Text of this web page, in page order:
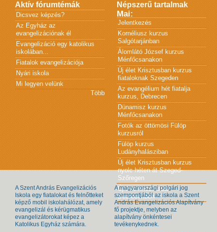
Aktív fórumtémák
Dicsvez képzés?
Az Egyház az
evangelizációnak él
Evangelizáció egy katolikus
iskolában...
Fiatalok evangelizációja
Nyári iskola
Mi legyen velünk
Több
Népszerű tartalmak
Mai:
Jelentkezés
Kornéliusz kurzus
Salgótarjánban
Álomlátó József kurzus
Ménfőcsanakon
Új élet Krisztusban kurzus
fiataloknak Szegeden
Az evangélium hét fiatalja
kurzus, Debrecen
Dünamisz kurzus
Ménfőcsanakon
Fotók az öttömösi Fülöp
kurzusról
Fülöp kurzus
Ludányhalásziban
Új élet Krisztusban kurzus
nyolc héten át Szeged-
Szőregen
Új élet Krisztusban
Debrecenben
A Szent András Evangelizációs
Iskola egy fiatalokat és felnőtteket
képző mobil iskolahálózat, amely
evangelizál és kérügmatikus
evangelizátorokat képez a
Katolikus Egyház számára.
A magyarországi polgári jog
szempontjából az iskola a Szent
András Evangelizációs Alapítvány
fő projektje, melyben az
alapítvány önkéntesei
tevékenykednek.